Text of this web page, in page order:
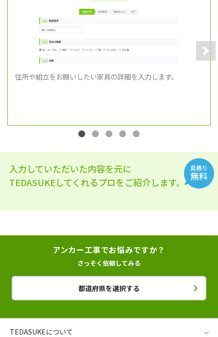
住所や組立をお願いしたい家具の詳細を入力します。
入力していただいた内容を元に
TEDASUKEしてくれるプロをご紹介します。
見積り
無料
アンカー工事でお悩みですか？
さっそく依頼してみる
都道府県を選択する
TEDASUKEについて